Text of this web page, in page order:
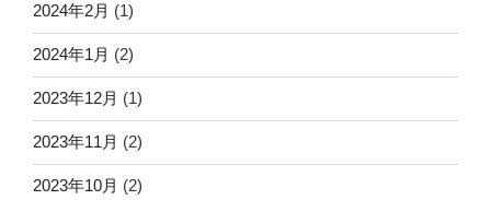
2024年2月 (1)
2024年1月 (2)
2023年12月 (1)
2023年11月 (2)
2023年10月 (2)